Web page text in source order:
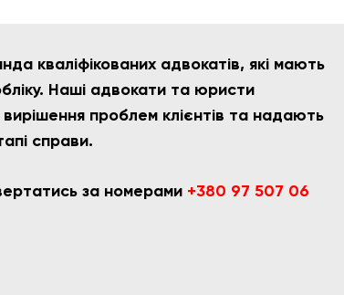
кваліфікованих адвокатів, які мають
Наші адвокати та юристи
проблем клієнтів та надають
справи.
за номерами +380 97 507 06